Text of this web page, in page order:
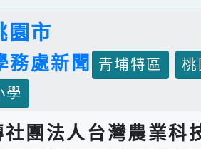
園市
務處新聞 青埔特區
學
社團法人台灣農業科